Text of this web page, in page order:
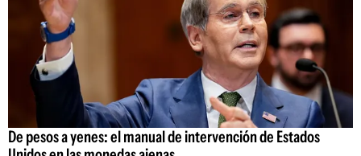
De pesos a yenes: el manual de intervención de Estados